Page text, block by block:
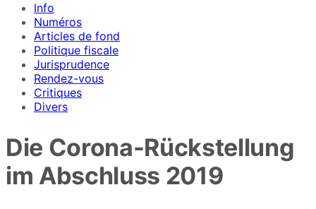
Info
Numéros
Articles de fond
Politique fiscale
Jurisprudence
Rendez-vous
Critiques
Divers
Die Corona-Rückstellung
im Abschluss 2019